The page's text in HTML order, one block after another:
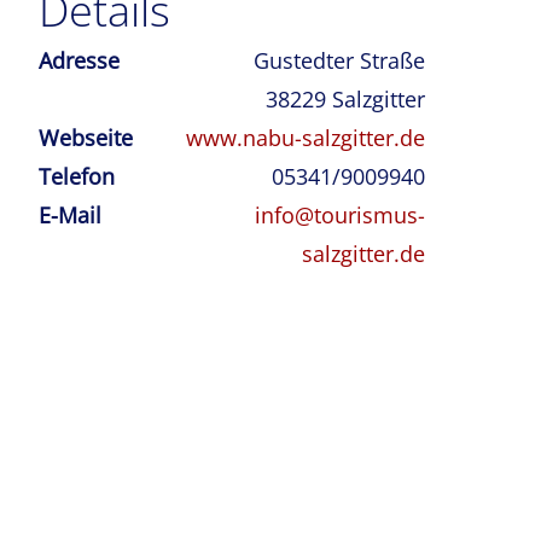
Adresse
Gustedter Straße
38229 Salzgitter
Webseite
www.nabu-salzgitter.de
Telefon
05341/9009940
E-Mail
info@tourismus-
salzgitter.de